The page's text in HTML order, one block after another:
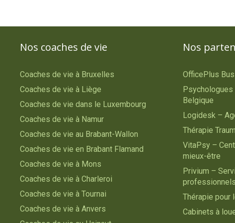
Nos coaches de vie
Coaches de vie à Bruxelles
Coaches de vie à Liège
Coaches de vie dans le Luxembourg
Coaches de vie à Namur
Coaches de vie au Brabant-Wallon
Coaches de vie en Brabant Flamand
Coaches de vie à Mons
Coaches de vie à Charleroi
Coaches de vie à Tournai
Coaches de vie à Anvers
Nos
OfficePlus
Psychologues
Belgique
Logidesk –
Thérapie
VitaPsy –
mieux-être
Privium –
Thérapie pour
Cabinets à